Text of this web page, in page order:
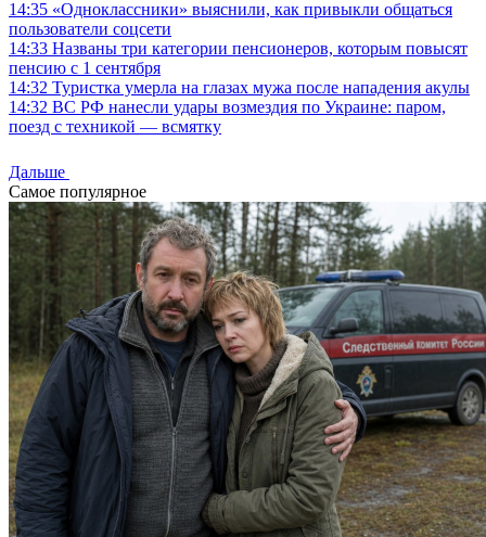
14:35 «Одноклассники» выяснили, как привыкли общаться
пользователи соцсети
14:33 Названы три категории пенсионеров, которым повысят
пенсию с 1 сентября
14:32 Туристка умерла на глазах мужа после нападения акулы
14:32 ВС РФ нанесли удары возмездия по Украине: паром,
поезд с техникой — всмятку
Дальше
Самое популярное